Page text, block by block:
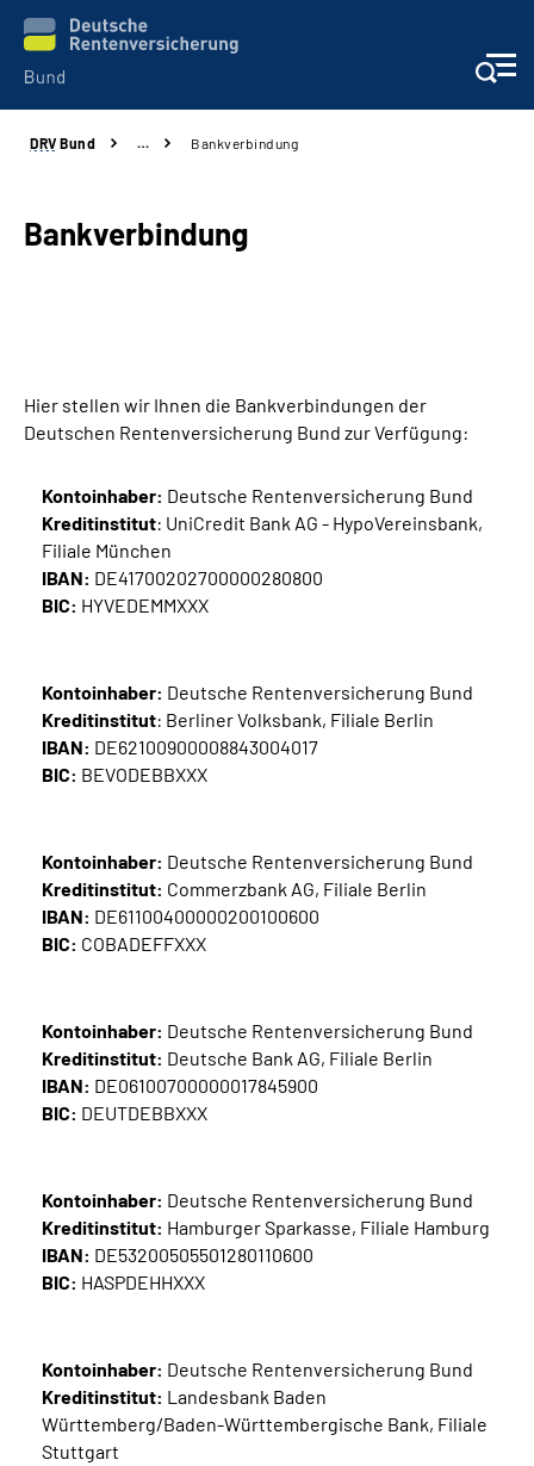
Beratung & Kontakt
Reha-Zentren
Über uns
Online-Services
Inhalte in Gebärdensprache (DGS)
Leichte Sprache
Mein Kundenportal
DRV Bund … Bankverbindung
Bankverbindung
Hier stellen wir Ihnen die Bankverbindungen der
Deutschen Rentenversicherung Bund zur Verfügung:
Kontoinhaber: Deutsche Rentenversicherung Bund
Kreditinstitut: UniCredit Bank AG - HypoVereinsbank,
Filiale München
IBAN: DE41700202700000280800
BIC: HYVEDEMMXXX
Kontoinhaber: Deutsche Rentenversicherung Bund
Kreditinstitut: Berliner Volksbank, Filiale Berlin
IBAN: DE62100900008843004017
BIC: BEVODEBBXXX
Kontoinhaber: Deutsche Rentenversicherung Bund
Kreditinstitut: Commerzbank AG, Filiale Berlin
IBAN: DE61100400000200100600
BIC: COBADEFFXXX
Kontoinhaber: Deutsche Rentenversicherung Bund
Kreditinstitut: Deutsche Bank AG, Filiale Berlin
IBAN: DE06100700000017845900
BIC: DEUTDEBBXXX
Kontoinhaber: Deutsche Rentenversicherung Bund
Kreditinstitut: Hamburger Sparkasse, Filiale Hamburg
IBAN: DE53200505501280110600
BIC: HASPDEHHXXX
Kontoinhaber: Deutsche Rentenversicherung Bund
Kreditinstitut: Landesbank Baden
Württemberg/Baden-Württembergische Bank, Filiale
Stuttgart